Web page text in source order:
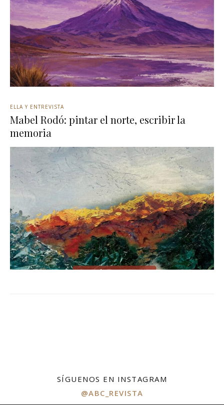
ELLA Y ENTREVISTA
Mabel Rodó: pintar el norte, escribir la
memoria
SÍGUENOS EN INSTAGRAM
@ABC_REVISTA